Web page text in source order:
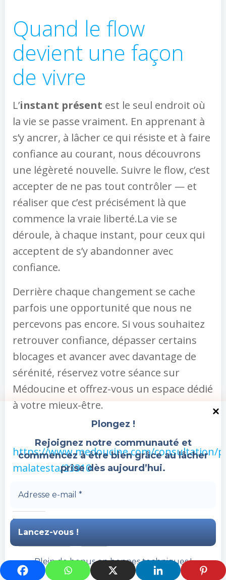
Quand le flow
devient une façon
de vivre
L’instant présent est le seul endroit où
la vie se passe vraiment. En apprenant à
s’y ancrer, à lâcher ce qui résiste et à faire
confiance au courant, nous découvrons
une légèreté nouvelle. Suivre le flow, c’est
accepter de ne pas tout contrôler — et
réaliser que c’est précisément là que
commence la vraie liberté.La vie se
déroule, à chaque instant, pour ceux qui
acceptent de s’y abandonner avec
confiance.
Derrière chaque changement se cache
parfois une opportunité que nous ne
percevons pas encore. Si vous souhaitez
retrouver confiance, dépasser certains
blocages et avancer avec davantage de
sérénité, réservez votre séance sur
Médoucine et offrez-vous un espace dédié
à votre mieux-être.
https://www.medoucine.com/consultation/
malatesta/23310
Plongez !
Rejoignez notre communauté et
commencez à être bien grâce au lâcher
prise dès aujourd’hui.
Plein de bonus en bonnes techniques !
Partager :
J’aime ça :